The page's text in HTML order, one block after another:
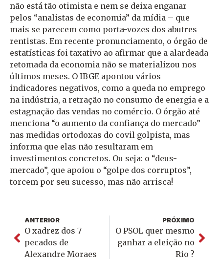
não está tão otimista e nem se deixa enganar
pelos “analistas de economia” da mídia – que
mais se parecem como porta-vozes dos abutres
rentistas. Em recente pronunciamento, o órgão de
estatísticas foi taxativo ao afirmar que a alardeada
retomada da economia não se materializou nos
últimos meses. O IBGE apontou vários
indicadores negativos, como a queda no emprego
na indústria, a retração no consumo de energia e a
estagnação das vendas no comércio. O órgão até
menciona “o aumento da confiança do mercado”
nas medidas ortodoxas do covil golpista, mas
informa que elas não resultaram em
investimentos concretos. Ou seja: o “deus-
mercado”, que apoiou o “golpe dos corruptos”,
torcem por seu sucesso, mas não arrisca!
ANTERIOR
O xadrez dos 7
pecados de
Alexandre Moraes
PRÓXIMO
O PSOL quer mesmo
ganhar a eleição no
Rio ?